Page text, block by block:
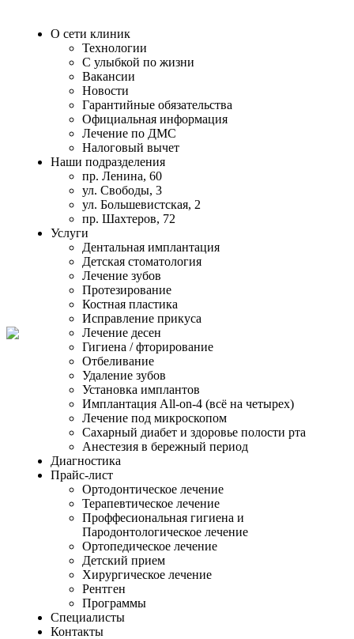
О сети клиник
Технологии
С улыбкой по жизни
Вакансии
Новости
Гарантийные обязательства
Официальная информация
Лечение по ДМС
Налоговый вычет
Наши подразделения
пр. Ленина, 60
ул. Свободы, 3
ул. Большевистская, 2
пр. Шахтеров, 72
Услуги
Дентальная имплантация
Детская стоматология
Лечение зубов
Протезирование
Костная пластика
Исправление прикуса
Лечение десен
Гигиена / фторирование
Отбеливание
Удаление зубов
Установка имплантов
Имплантация All-on-4 (всё на четырех)
Лечение под микроскопом
Сахарный диабет и здоровье полости рта
Анестезия в бережный период
Диагностика
Прайс-лист
Ортодонтическое лечение
Терапевтическое лечение
Проффесиональная гигиена и
Пародонтологическое лечение
Ортопедическое лечение
Детский прием
Хирургическое лечение
Рентген
Программы
Специалисты
Контакты